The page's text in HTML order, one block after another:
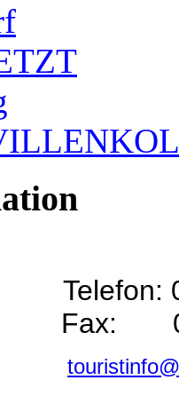
Telefon:
Fax: